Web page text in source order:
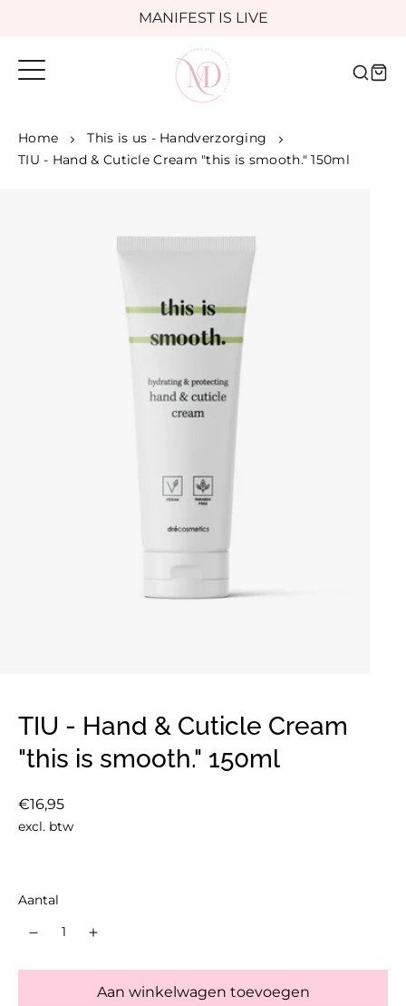
content
MANIFEST IS LIVE
Voor 16:00 besteld, morgen in huis
Home
This is us - Handverzorging
TIU - Hand & Cuticle Cream "this is smooth." 150ml
TIU - Hand & Cuticle Cream
"this is smooth." 150ml
Normale
prijs
€16,95
excl. btw
Aantal
Aan winkelwagen toevoegen